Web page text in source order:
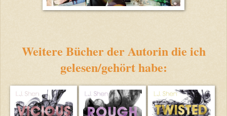
Weitere Bücher der Autorin die ich
gelesen/gehört habe: